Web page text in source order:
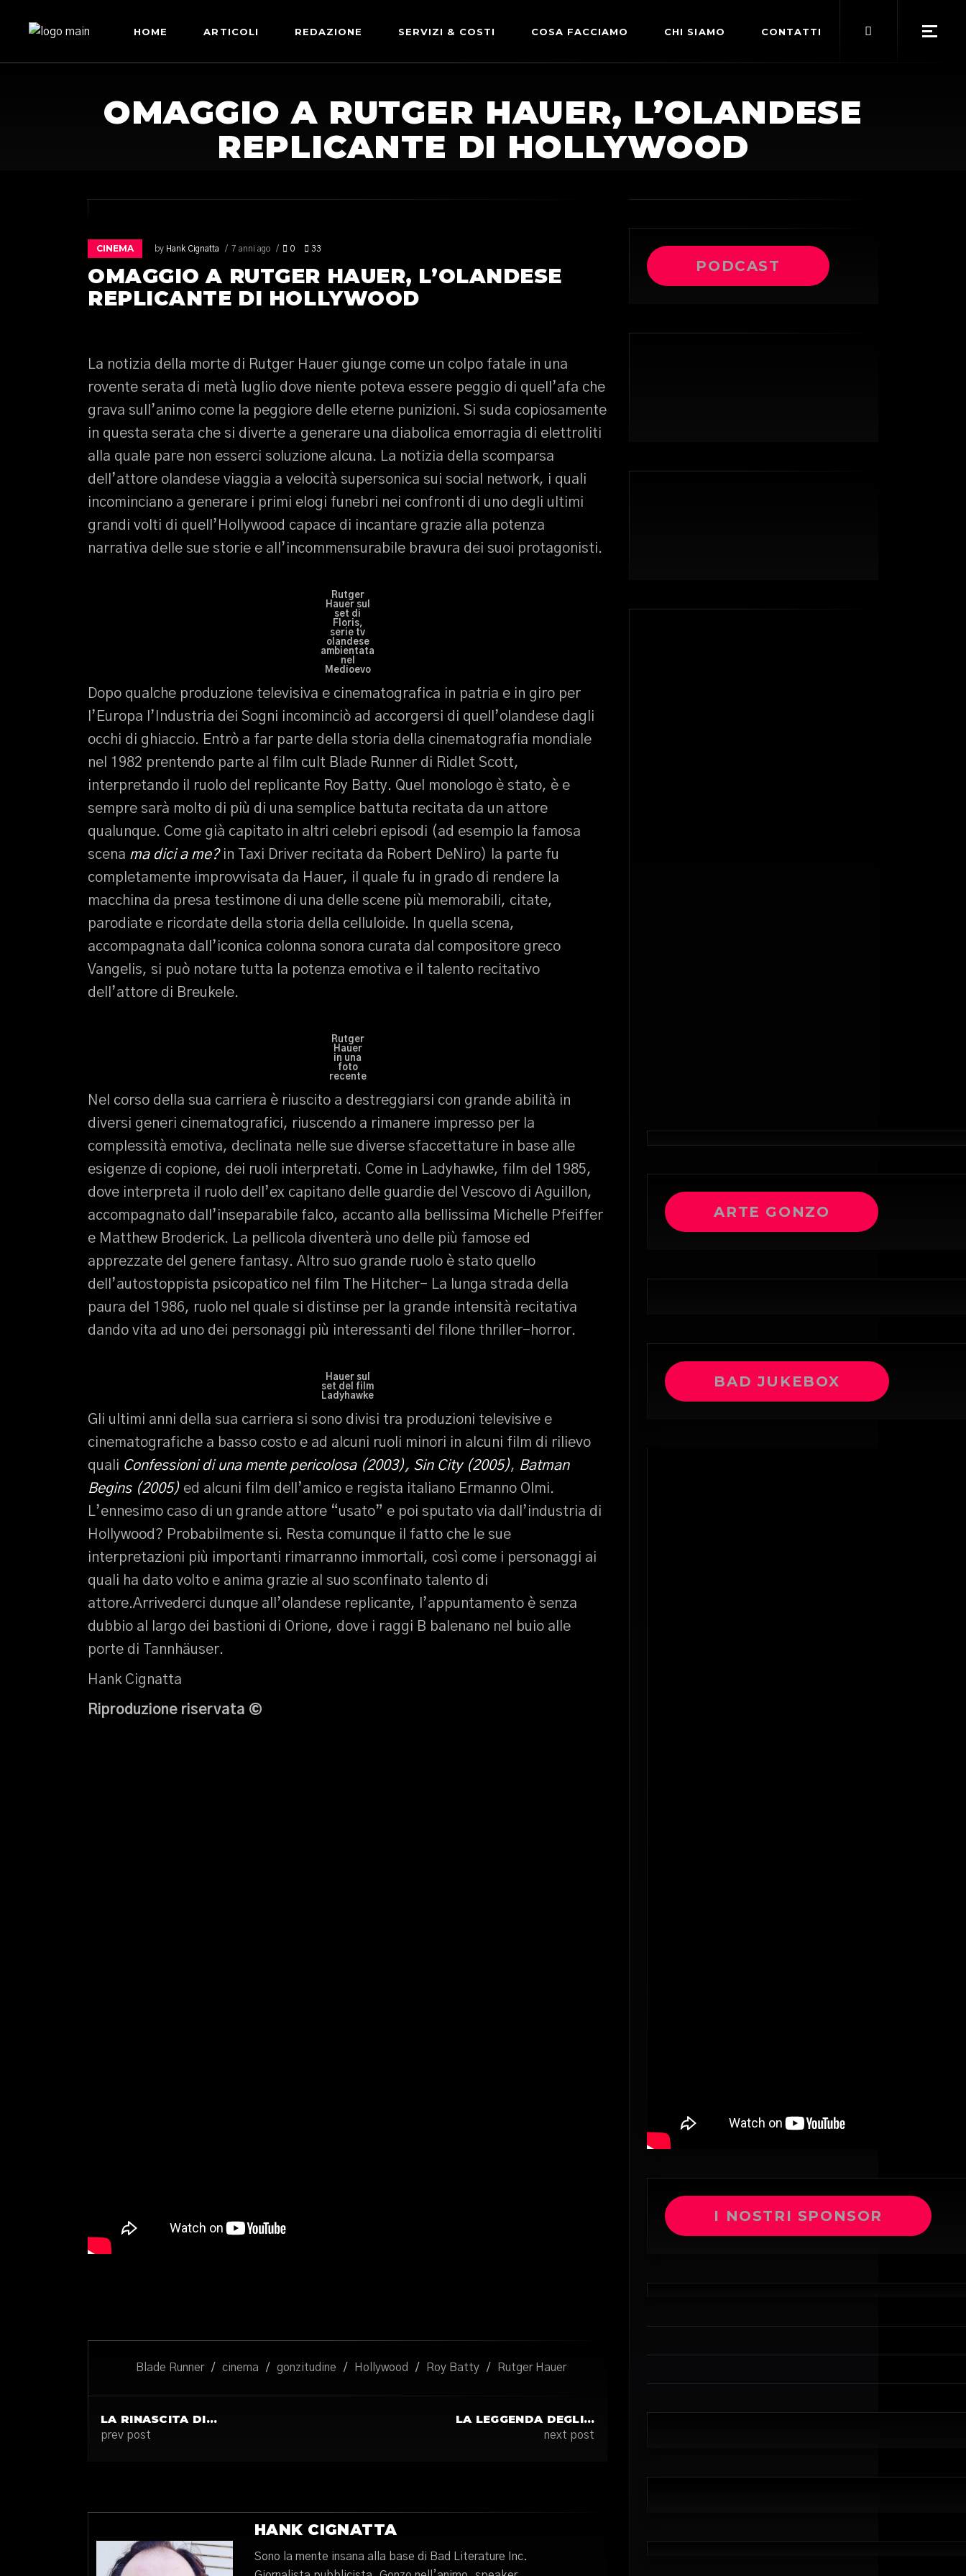
HOME ARTICOLI REDAZIONE SERVIZI & COSTI
LE NOSTRE PARTNERSHIP
COMUNICAZIONE EXPRESS
COSA FACCIAMO CHI SIAMO
TERMINI DI SERVIZIO
CONTATTI
OMAGGIO A RUTGER HAUER, L’OLANDESE
REPLICANTE DI HOLLYWOOD
CINEMA by Hank Cignatta 7 anni ago 0 33
OMAGGIO A RUTGER HAUER, L’OLANDESE
REPLICANTE DI HOLLYWOOD
La notizia della morte di Rutger Hauer giunge come un colpo fatale in una
rovente serata di metà luglio dove niente poteva essere peggio di quell’afa che
grava sull’animo come la peggiore delle eterne punizioni. Si suda copiosamente
in questa serata che si diverte a generare una diabolica emorragia di elettroliti
alla quale pare non esserci soluzione alcuna. La notizia della scomparsa
dell’attore olandese viaggia a velocità supersonica sui social network, i quali
incominciano a generare i primi elogi funebri nei confronti di uno degli ultimi
grandi volti di quell’Hollywood capace di incantare grazie alla potenza
narrativa delle sue storie e all’incommensurabile bravura dei suoi protagonisti.
Rutger
Hauer sul
set di
Floris,
serie tv
olandese
ambientata
nel
Medioevo
Dopo qualche produzione televisiva e cinematografica in patria e in giro per
l’Europa l’Industria dei Sogni incominciò ad accorgersi di quell’olandese dagli
occhi di ghiaccio. Entrò a far parte della storia della cinematografia mondiale
nel 1982 prentendo parte al film cult Blade Runner di Ridlet Scott,
interpretando il ruolo del replicante Roy Batty. Quel monologo è stato, è e
sempre sarà molto di più di una semplice battuta recitata da un attore
qualunque. Come già capitato in altri celebri episodi (ad esempio la famosa
scena ma dici a me?in Taxi Driver recitata da Robert DeNiro) la parte fu
completamente improvvisata da Hauer, il quale fu in grado di rendere la
macchina da presa testimone di una delle scene più memorabili, citate,
parodiate e ricordate della storia della celluloide. In quella scena,
accompagnata dall’iconica colonna sonora curata dal compositore greco
Vangelis, si può notare tutta la potenza emotiva e il talento recitativo
dell’attore di Breukele.
Rutger
Hauer
in una
foto
recente
Nel corso della sua carriera è riuscito a destreggiarsi con grande abilità in
diversi generi cinematografici, riuscendo a rimanere impresso per la
complessità emotiva, declinata nelle sue diverse sfaccettature in base alle
esigenze di copione, dei ruoli interpretati. Come in Ladyhawke, film del 1985,
dove interpreta il ruolo dell’ex capitano delle guardie del Vescovo di Aguillon,
accompagnato dall’inseparabile falco, accanto alla bellissima Michelle Pfeiffer
e Matthew Broderick. La pellicola diventerà uno delle più famose ed
apprezzate del genere fantasy. Altro suo grande ruolo è stato quello
dell’autostoppista psicopatico nel film The Hitcher- La lunga strada della
paura del 1986, ruolo nel quale si distinse per la grande intensità recitativa
dando vita ad uno dei personaggi più interessanti del filone thriller-horror.
Hauer sul
set del film
Ladyhawke
Gli ultimi anni della sua carriera si sono divisi tra produzioni televisive e
cinematografiche a basso costo e ad alcuni ruoli minori in alcuni film di rilievo
quali Confessioni di una mente pericolosa (2003), Sin City (2005), Batman
Begins (2005) ed alcuni film dell’amico e regista italiano Ermanno Olmi.
L’ennesimo caso di un grande attore “usato” e poi sputato via dall’industria di
Hollywood? Probabilmente si. Resta comunque il fatto che le sue
interpretazioni più importanti rimarranno immortali, così come i personaggi ai
quali ha dato volto e anima grazie al suo sconfinato talento di
attore.Arrivederci dunque all’olandese replicante, l’appuntamento è senza
dubbio al largo dei bastioni di Orione, dove i raggi B balenano nel buio alle
porte di Tannhäuser.
Hank Cignatta
Riproduzione riservata ©
Blade Runner / cinema / gonzitudine / Hollywood / Roy Batty / Rutger Hauer
LA RINASCITA DI…
prev post
LA LEGGENDA DEGLI…
next post
HANK CIGNATTA
Sono la mente insana alla base di Bad Literature Inc.
PODCAST
ARTE GONZO
BAD JUKEBOX
I NOSTRI SPONSOR